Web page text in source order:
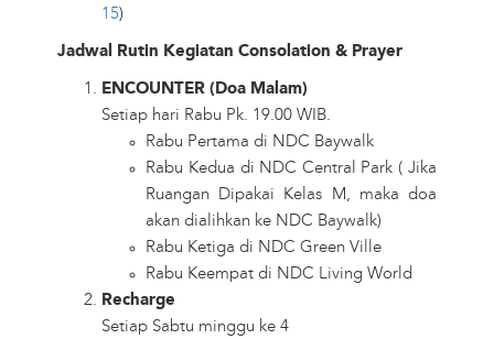
15)
Jadwal Rutin Kegiatan Consolation & Prayer
ENCOUNTER (Doa Malam)
Setiap hari Rabu Pk. 19.00 WIB.
Rabu Pertama di NDC Baywalk
Rabu Kedua di NDC Central Park ( Jika
Ruangan Dipakai Kelas M, maka doa
akan dialihkan ke NDC Baywalk)
Rabu Ketiga di NDC Green Ville
Rabu Keempat di NDC Living World
Recharge
Setiap Sabtu minggu ke 4